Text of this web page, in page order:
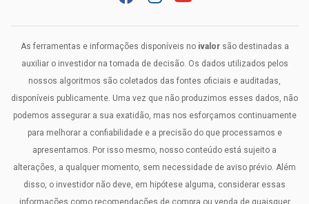
As ferramentas e informações disponíveis no ivalorsão destinadas a
auxiliar o investidor na tomada de decisão. Os dados utilizados pelos
nossos algoritmos são coletados das fontes oficiais e auditadas,
disponíveis publicamente. Uma vez que não produzimos esses dados, não
podemos assegurar a sua exatidão, mas nos esforçamos continuamente
para melhorar a confiabilidade e a precisão do que processamos e
apresentamos. Por isso mesmo, nosso conteúdo está sujeito a
alterações, a qualquer momento, sem necessidade de aviso prévio. Além
disso, o investidor não deve, em hipótese alguma, considerar essas
informações como recomendações de compra ou venda de quaisquer